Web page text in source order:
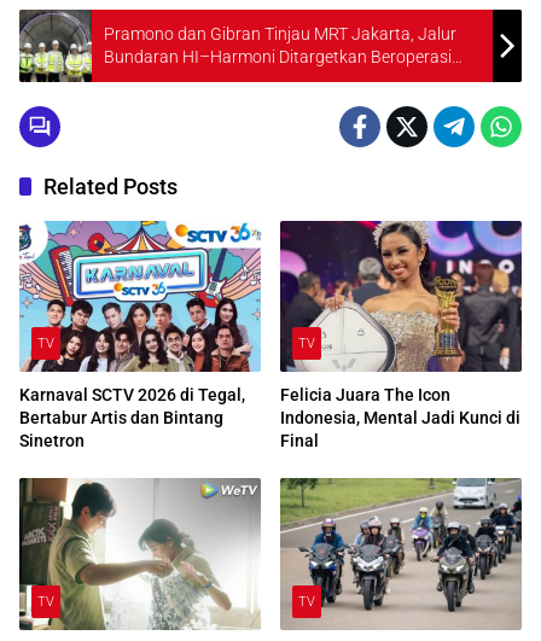
Pramono dan Gibran Tinjau MRT Jakarta, Jalur
Bundaran HI–Harmoni Ditargetkan Beroperasi
Akhir 2027
Related Posts
TV
Karnaval SCTV 2026 di Tegal,
Bertabur Artis dan Bintang
Sinetron
TV
Felicia Juara The Icon
Indonesia, Mental Jadi Kunci di
Final
TV TV